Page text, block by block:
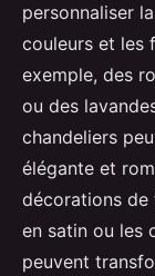
personnaliser
couleurs et les
exemple, des
ou des
chandeliers
élégante et
décorations de
en satin ou les
peuvent